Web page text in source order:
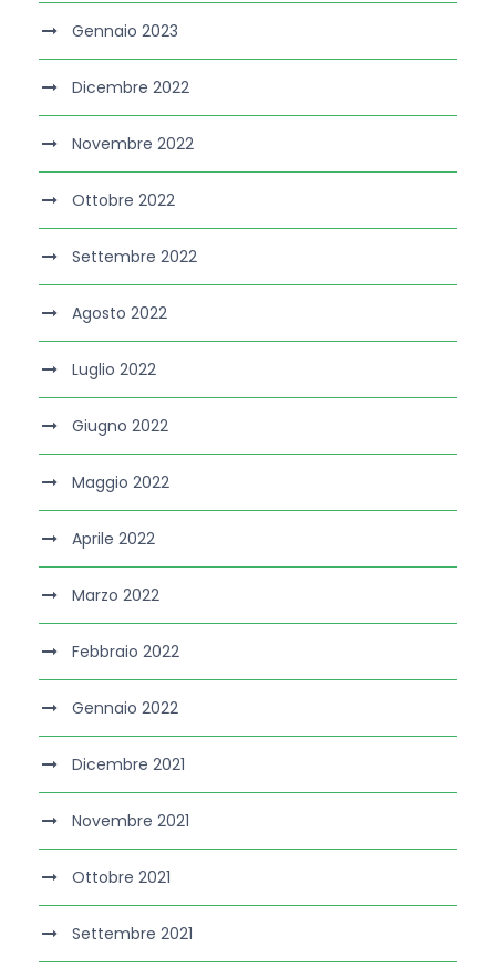
Gennaio 2023
Dicembre 2022
Novembre 2022
Ottobre 2022
Settembre 2022
Agosto 2022
Luglio 2022
Giugno 2022
Maggio 2022
Aprile 2022
Marzo 2022
Febbraio 2022
Gennaio 2022
Dicembre 2021
Novembre 2021
Ottobre 2021
Settembre 2021